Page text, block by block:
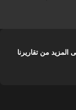
من تقاريرنا